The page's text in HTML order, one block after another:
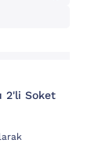
2'li Soket